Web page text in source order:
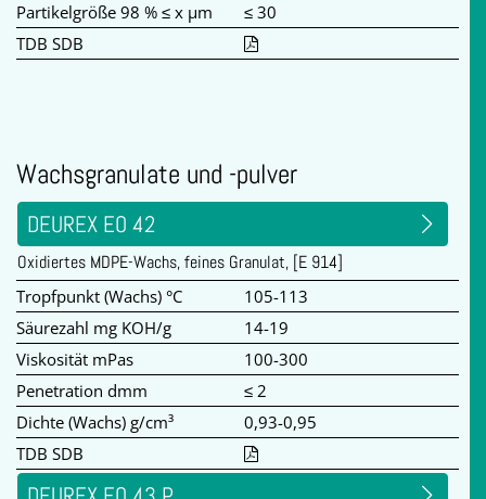
Partikelgröße 98 % ≤ x µm
≤ 30
TDB SDB
Wachsgranulate und -pulver
DEUREX EO 42
Oxidiertes MDPE-Wachs, feines Granulat, [E 914]
Tropfpunkt (Wachs) °C
105-113
Säurezahl mg KOH/g
14-19
Viskosität mPas
100-300
Penetration dmm
≤ 2
Dichte (Wachs) g/cm³
0,93-0,95
TDB SDB